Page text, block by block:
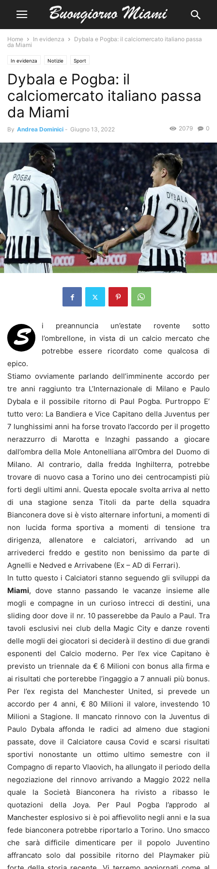
Home In evidenza
Dybala e Pogba: il calciomercato italiano passa
da Miami
In evidenza Notizie Sport
Dybala e Pogba: il
calciomercato italiano passa
da Miami
By Andrea Dominici - Giugno 13, 2022 0
2079
S
i preannuncia un’estate rovente sotto
l’ombrellone, in vista di un calcio mercato che
potrebbe essere ricordato come qualcosa di
epico.
Stiamo ovviamente parlando dell’imminente accordo per
tre anni raggiunto tra L’Internazionale di Milano e Paulo
Dybala e il possibile ritorno di Paul Pogba. Purtroppo E’
tutto vero: La Bandiera e Vice Capitano della Juventus per
7 lunghissimi anni ha forse trovato l’accordo per il progetto
nerazzurro di Marotta e Inzaghi passando a giocare
dall’ombra della Mole Antonelliana all’Ombra del Duomo di
Milano. Al contrario, dalla fredda Inghilterra, potrebbe
trovare di nuovo casa a Torino uno dei centrocampisti più
forti degli ultimi anni. Questa epocale svolta arriva al netto
di una stagione senza Titoli da parte della squadra
Bianconera dove si è visto alternare infortuni, a momenti di
non lucida forma sportiva a momenti di tensione tra
dirigenza, allenatore e calciatori, arrivando ad un
arrivederci freddo e gestito non benissimo da parte di
Agnelli e Nedved e Arrivabene (Ex – AD di Ferrari).
In tutto questo i Calciatori stanno seguendo gli sviluppi da
Miami, dove stanno passando le vacanze insieme alle
mogli e compagne in un curioso intrecci di destini, una
sliding door dove il nr. 10 passerebbe da Paulo a Paul. Tra
tavoli esclusivi nei club della Magic City e danze roventi
delle mogli dei giocatori si deciderà il destino di due grandi
esponenti del Calcio moderno. Per l’ex vice Capitano è
previsto un triennale da € 6 Milioni con bonus alla firma e
ai risultati che porterebbe l’ingaggio a 7 annuali più bonus.
Per l’ex regista del Manchester United, si prevede un
accordo per 4 anni, € 80 Milioni il valore, investendo 10
Milioni a Stagione. Il mancato rinnovo con la Juventus di
Paulo Dybala affonda le radici ad almeno due stagioni
passate, dove il Calciatore causa Covid e scarsi risultati
sportivi nonostante un ottimo ultimo semestre con il
Compagno di reparto Vlaovich, ha allungato il periodo della
negoziazione del rinnovo arrivando a Maggio 2022 nella
quale la Società Bianconera ha rivisto a ribasso le
quotazioni della Joya. Per Paul Pogba l’approdo al
Manchester esplosivo si è poi affievolito negli anni e la sua
fede bianconera potrebbe riportarlo a Torino. Uno smacco
che sarà difficile dimenticare per il popolo Juventino
affrancato solo dal possibile ritorno del Playmaker più